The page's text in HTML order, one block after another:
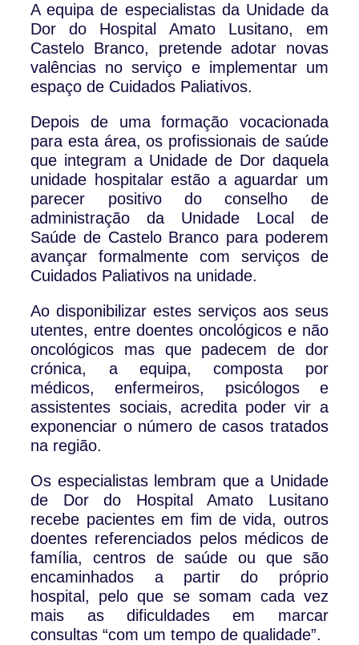
A equipa de especialistas da Unidade da
Dor do Hospital Amato Lusitano, em
Castelo Branco, pretende adotar novas
valências no serviço e implementar um
espaço de Cuidados Paliativos.
Depois de uma formação vocacionada
para esta área, os profissionais de saúde
que integram a Unidade de Dor daquela
unidade hospitalar estão a aguardar um
parecer positivo do conselho de
administração da Unidade Local de
Saúde de Castelo Branco para poderem
avançar formalmente com serviços de
Cuidados Paliativos na unidade.
Ao disponibilizar estes serviços aos seus
utentes, entre doentes oncológicos e não
oncológicos mas que padecem de dor
crónica, a equipa, composta por
médicos, enfermeiros, psicólogos e
assistentes sociais, acredita poder vir a
exponenciar o número de casos tratados
na região.
Os especialistas lembram que a Unidade
de Dor do Hospital Amato Lusitano
recebe pacientes em fim de vida, outros
doentes referenciados pelos médicos de
família, centros de saúde ou que são
encaminhados a partir do próprio
hospital, pelo que se somam cada vez
mais as dificuldades em marcar
consultas “com um tempo de qualidade”.